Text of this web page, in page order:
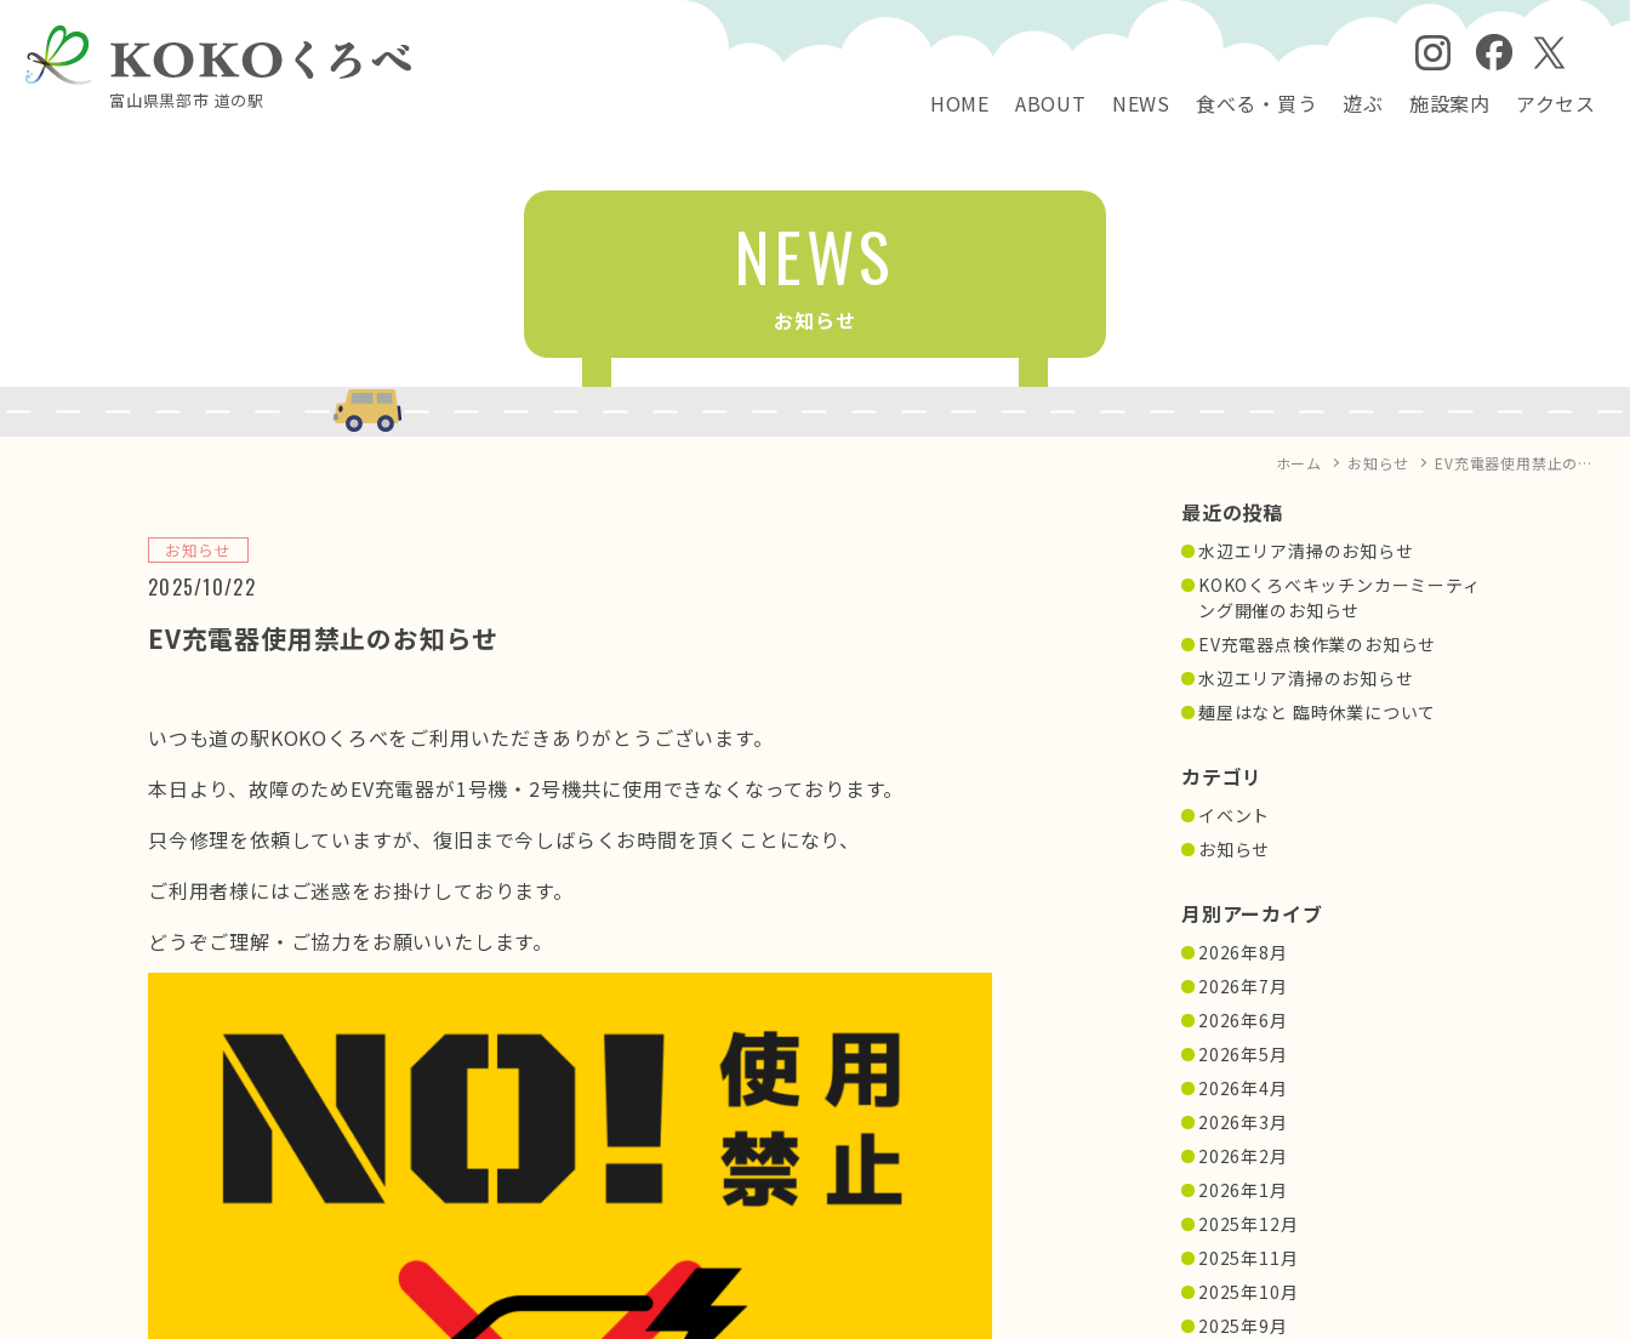
富山県黒部市 道の駅 HOME ABOUT NEWS 食べる・買う 遊ぶ 施設案内 アクセス
NEWS
お知らせ
ホーム お知らせ EV充電器使用禁止の…
お知らせ
2025/10/22
EV充電器使用禁止のお知らせ
いつも道の駅KOKOくろべをご利用いただきありがとうございます。
本日より、故障のためEV充電器が1号機・2号機共に使用できなくなっております。
只今修理を依頼していますが、復旧まで今しばらくお時間を頂くことになり、
ご利用者様にはご迷惑をお掛けしております。
どうぞご理解・ご協力をお願いいたします。
最近の投稿
水辺エリア清掃のお知らせ
KOKOくろべキッチンカーミーティ
ング開催のお知らせ
EV充電器点検作業のお知らせ
水辺エリア清掃のお知らせ
麺屋はなと 臨時休業について
カテゴリ
イベント
お知らせ
月別アーカイブ
2026年8月
2026年7月
2026年6月
2026年5月
2026年4月
2026年3月
2026年2月
2026年1月
2025年12月
2025年11月
2025年10月
2025年9月